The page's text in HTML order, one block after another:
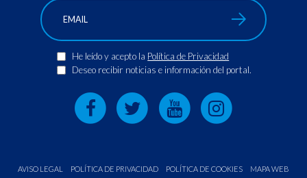
He leído y acepto la Política de Privacidad
Deseo recibir noticias e información del portal.
AVISO LEGAL POLÍTICA DE PRIVACIDAD POLÍTICA DE COOKIES MAPA WEB